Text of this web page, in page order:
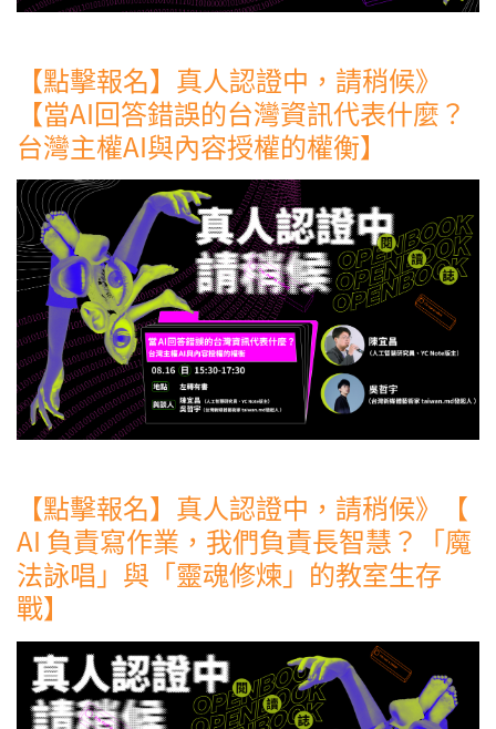
【點擊報名】真人認證中，請稍候》
【當AI回答錯誤的台灣資訊代表什麼？
台灣主權AI與內容授權的權衡】
【點擊報名】真人認證中，請稍候》【
AI 負責寫作業，我們負責長智慧？「魔
法詠唱」與「靈魂修煉」的教室生存
戰】